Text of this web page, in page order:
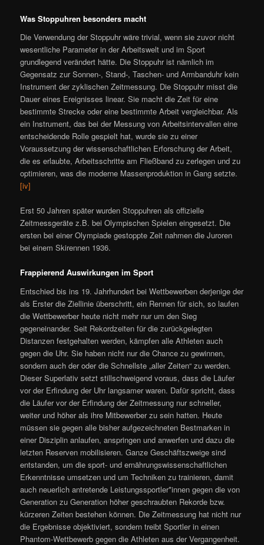
Was Stoppuhren besonders macht
Die Verwendung der Stoppuhr wäre trivial, wenn sie zuvor nicht
wesentliche Parameter in der Arbeitswelt und im Sport
grundlegend verändert hätte. Die Stoppuhr ist nämlich im
Gegensatz zur Sonnen-, Stand-, Taschen- und Armbanduhr kein
Instrument der zyklischen Zeitmessung. Die Stoppuhr misst die
Dauer eines Ereignisses linear. Sie macht die Zeit für eine
bestimmte Strecke oder eine bestimmte Arbeit vergleichbar. Als
ein Instrument, das bei der Messung von Arbeitsintervallen eine
entscheidende Rolle gespielt hat, wurde sie zu einer
Voraussetzung der wissenschaftlichen Erforschung der Arbeit,
die es erlaubte, Arbeitsschritte am Fließband zu zerlegen und zu
optimieren, was die moderne Massenproduktion in Gang setzte.
[iv]
Erst 50 Jahren später wurden Stoppuhren als offizielle
Zeitmessgeräte z.B. bei Olympischen Spielen eingesetzt. Die
ersten bei einer Olympiade gestoppte Zeit nahmen die Juroren
bei einem Skirennen 1936.
Frappierend Auswirkungen im Sport
Entschied bis ins 19. Jahrhundert bei Wettbewerben derjenige der
als Erster die Ziellinie überschritt, ein Rennen für sich, so laufen
die Wettbewerber heute nicht mehr nur um den Sieg
gegeneinander. Seit Rekordzeiten für die zurückgelegten
Distanzen festgehalten werden, kämpfen alle Athleten auch
gegen die Uhr. Sie haben nicht nur die Chance zu gewinnen,
sondern auch der oder die Schnellste „aller Zeiten“ zu werden.
Dieser Superlativ setzt stillschweigend voraus, dass die Läufer
vor der Erfindung der Uhr langsamer waren. Dafür spricht, dass
die Läufer vor der Erfindung der Zeitmessung nur schneller,
weiter und höher als ihre Mitbewerber zu sein hatten. Heute
müssen sie gegen alle bisher aufgezeichneten Bestmarken in
einer Disziplin anlaufen, anspringen und anwerfen und dazu die
letzten Reserven mobilisieren. Ganze Geschäftszweige sind
entstanden, um die sport- und ernährungswissenschaftlichen
Erkenntnisse umsetzen und um Techniken zu trainieren, damit
auch neuerlich antretende Leistungssportler*innen gegen die von
Generation zu Generation höher geschraubten Rekorde bzw.
kürzeren Zeiten bestehen können. Die Zeitmessung hat nicht nur
die Ergebnisse objektiviert, sondern treibt Sportler in einen
Phantom-Wettbewerb gegen die Athleten aus der Vergangenheit.